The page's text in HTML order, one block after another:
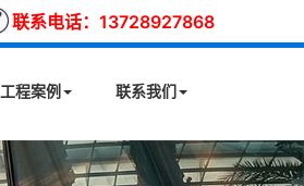
联系电话：13728927868
工程案例 联系我们